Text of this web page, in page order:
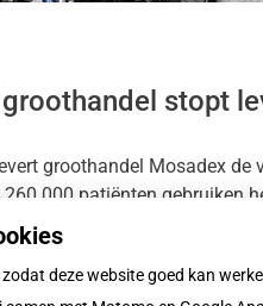
stopt
groothandel Mosadex
patiënten gebruiken
met een andere
deze website goed kan